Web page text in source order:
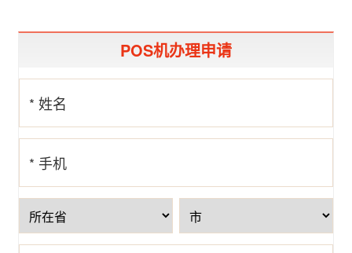
POS机办理申请
* 姓名
* 手机
号